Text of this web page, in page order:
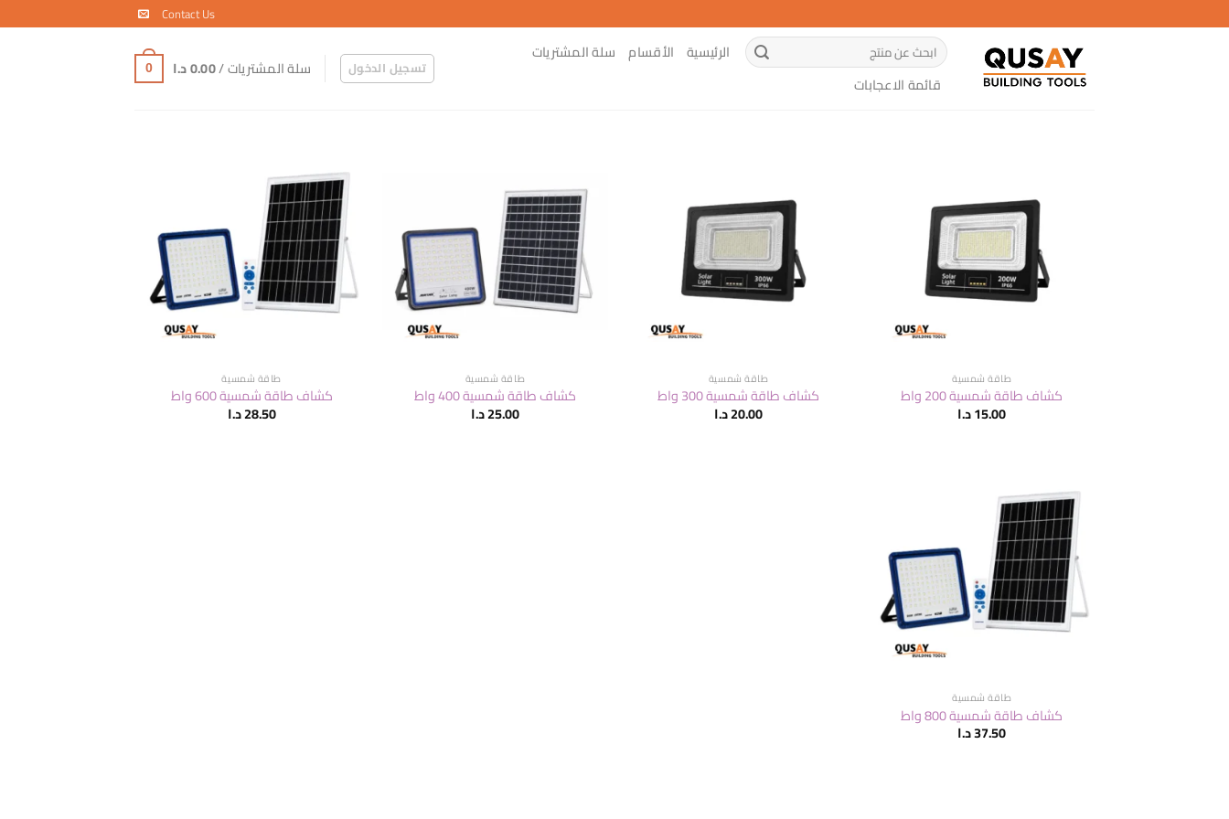
للمحتوى
Contact Us
البحث
عن:
الرئيسية الأقسام سلة المشتريات
قائمة الاعجابات
تسجيل الدخول سلة المشتريات /0.00د.ا 0
طاقة شمسية
كشاف طاقة شمسية 200 واط
15.00د.ا
طاقة شمسية
كشاف طاقة شمسية 300 واط
20.00د.ا
طاقة شمسية
كشاف طاقة شمسية 400 واط
25.00د.ا
طاقة شمسية
كشاف طاقة شمسية 600 واط
28.50د.ا
طاقة شمسية
كشاف طاقة شمسية 800 واط
37.50د.ا